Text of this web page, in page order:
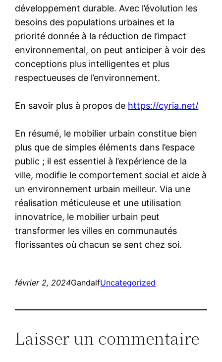
développement durable. Avec l’évolution les
besoins des populations urbaines et la
priorité donnée à la réduction de l’impact
environnemental, on peut anticiper à voir des
conceptions plus intelligentes et plus
respectueuses de l’environnement.
En savoir plus à propos de https://cyria.net/
En résumé, le mobilier urbain constitue bien
plus que de simples éléments dans l’espace
public ; il est essentiel à l’expérience de la
ville, modifie le comportement social et aide à
un environnement urbain meilleur. Via une
réalisation méticuleuse et une utilisation
innovatrice, le mobilier urbain peut
transformer les villes en communautés
florissantes où chacun se sent chez soi.
février 2, 2024GandalfUncategorized
Laisser un commentaire